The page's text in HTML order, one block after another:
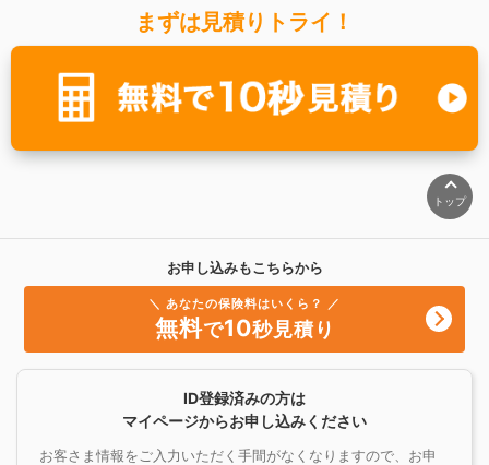
まずは見積りトライ！
トップ
お申し込みもこちらから
＼ あなたの保険料はいくら？ ／
無料で10秒見積り
ID登録済みの方は
マイページからお申し込みください
お客さま情報をご入力いただく手間がなくなりますので、お申